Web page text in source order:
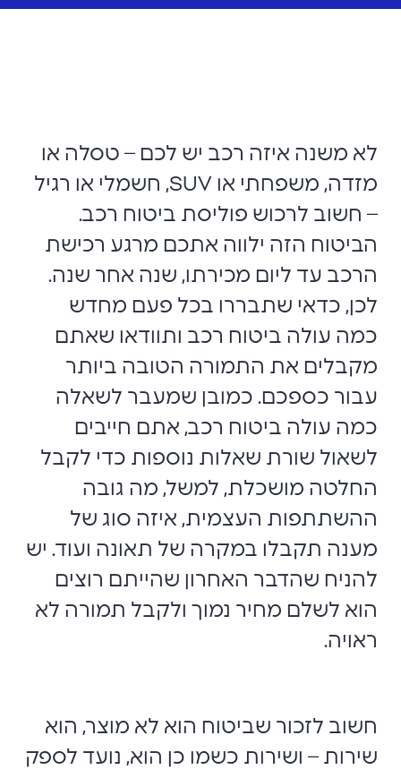
לא משנה איזה רכב יש לכם – טסלה או
מזדה, משפחתי או SUV, חשמלי או רגיל
– חשוב לרכוש פוליסת ביטוח רכב.
הביטוח הזה ילווה אתכם מרגע רכישת
הרכב עד ליום מכירתו, שנה אחר שנה.
לכן, כדאי שתבררו בכל פעם מחדש
כמה עולה ביטוח רכב ותוודאו שאתם
מקבלים את התמורה הטובה ביותר
עבור כספכם. כמובן שמעבר לשאלה
כמה עולה ביטוח רכב, אתם חייבים
לשאול שורת שאלות נוספות כדי לקבל
החלטה מושכלת, למשל, מה גובה
ההשתתפות העצמית, איזה סוג של
מענה תקבלו במקרה של תאונה ועוד. יש
להניח שהדבר האחרון שהייתם רוצים
הוא לשלם מחיר נמוך ולקבל תמורה לא
ראויה.
חשוב לזכור שביטוח הוא לא מוצר, הוא
שירות – ושירות כשמו כן הוא, נועד לספק